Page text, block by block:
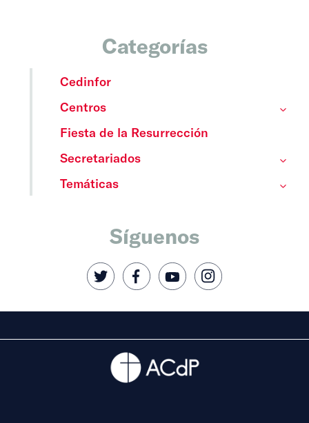
Categorías
Cedinfor
Centros
Fiesta de la Resurrección
Secretariados
Temáticas
Síguenos